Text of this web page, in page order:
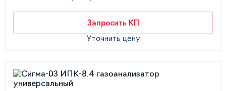
Запросить КП
Уточнить цену